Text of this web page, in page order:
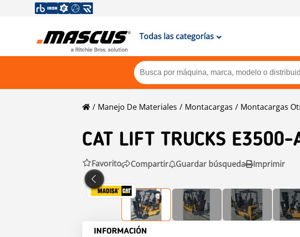
Todas las categorías
Manejo De Materiales Montacargas Montacargas
CAT LIFT TRUCKS E3500-
Favorito Compartir Guardar búsqueda Imprimir
INFORMACIÓN